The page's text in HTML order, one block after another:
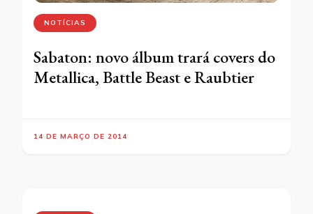
NOTÍCIAS
Sabaton: novo álbum trará covers do
Metallica, Battle Beast e Raubtier
14 DE MARÇO DE 2014